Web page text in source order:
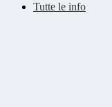
Tutte le info